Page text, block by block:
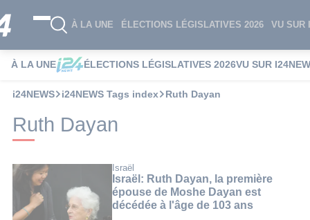
À LA UNE ÉLECTIONS LÉGISLATIVES 2026 VU SUR
À LA UNE ÉLECTIONS LÉGISLATIVES 2026VU SUR
i24NEWS i24NEWS Tags index Ruth Dayan
Ruth Dayan
Israël
Israël: Ruth Dayan, la première
épouse de Moshe Dayan est
décédée à l'âge de 103 ans